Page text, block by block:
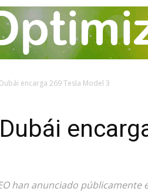
encarga 269 Tesla Model 3
han anunciado públicamente